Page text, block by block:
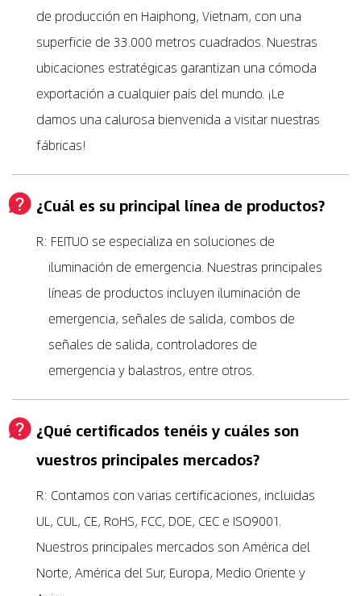
de producción en Haiphong, Vietnam, con una
superficie de 33.000 metros cuadrados. Nuestras
ubicaciones estratégicas garantizan una cómoda
exportación a cualquier país del mundo. ¡Le
damos una calurosa bienvenida a visitar nuestras
fábricas!
¿Cuál es su principal línea de productos?
R: FEITUO se especializa en soluciones de
iluminación de emergencia. Nuestras principales
líneas de productos incluyen iluminación de
emergencia, señales de salida, combos de
señales de salida, controladores de
emergencia y balastros, entre otros.
¿Qué certificados tenéis y cuáles son
vuestros principales mercados?
R: Contamos con varias certificaciones, incluidas
UL, CUL, CE, RoHS, FCC, DOE, CEC e ISO9001.
Nuestros principales mercados son América del
Norte, América del Sur, Europa, Medio Oriente y